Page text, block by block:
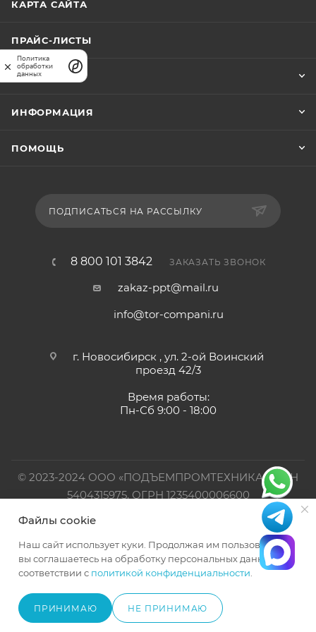
КАРТА САЙТА
ПРАЙС-ЛИСТЫ
КОМПАНИЯ
ИНФОРМАЦИЯ
ПОМОЩЬ
ПОДПИСАТЬСЯ НА РАССЫЛКУ
8 800 101 3842 ЗАКАЗАТЬ ЗВОНОК
zakaz-ppt@mail.ru
info@tor-compani.ru
г. Новосибирск , ул. 2-ой Воинский
проезд 42/3
Время работы:
Пн-Сб 9:00 - 18:00
© 2023-2024 ООО «ПОДЪЕМПРОМТЕХНИКА». ИНН
5404315975, ОГРН 1235400006600
Официальный представитель TOR INDUSTRIES
Файлы cookie
Наш сайт использует куки. Продолжая им пользоваться,
вы соглашаетесь на обработку персональных данных в
соответствии с политикой конфиденциальности
ПРИНИМАЮ НЕ ПРИНИМАЮ
Политика
обработки
данных